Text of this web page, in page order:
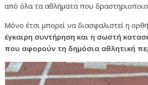
από όλα τα αθλήματα που
Μόνο έτσι μπορεί να διασφαλιστεί η
έγκαιρη συντήρηση και η σωστή
που αφορούν τη δημόσια αθλητική